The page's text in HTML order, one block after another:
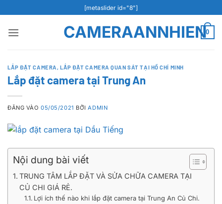
qua
nội
[metaslider id="8"]
CAMERAANNHIEN0
LẮP ĐẶT CAMERA, LẮP ĐẶT CAMERA QUAN SÁT TẠI HỒ CHÍ MINH
Lắp đặt camera tại Trung An
ĐĂNG VÀO05/05/2021 BỞIADMIN
Nội dung bài viết
TRUNG TÂM LẮP ĐẶT VÀ SỬA CHỮA CAMERA TẠI
CỦ CHI GIÁ RẺ.
Lợi ích thế nào khi lắp đặt camera tại Trung An Củ Chi.